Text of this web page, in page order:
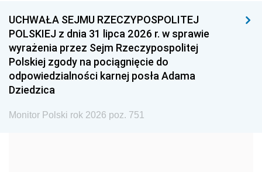
1996 1995 1994
1993 1992 1991
1990 1989
1987 1986 1985
UCHWAŁA SEJMU RZECZYPOSPOLITEJ
POLSKIEJ z dnia 31 lipca 2026 r. w sprawie
wyrażenia przez Sejm Rzeczypospolitej
Polskiej zgody na pociągnięcie do
odpowiedzialności karnej posła Adama
Dziedzica
Monitor Polski rok 2026 poz. 751